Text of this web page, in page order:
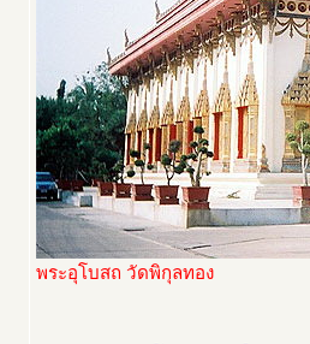
พระอุโบสถ วัดพิกุลทอง